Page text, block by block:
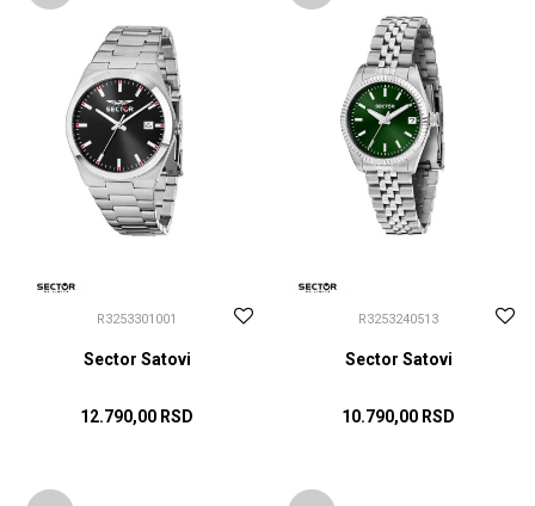
R3253301001
Sector Satovi
12.790,00 RSD
R3253240513
Sector Satovi
10.790,00 RSD